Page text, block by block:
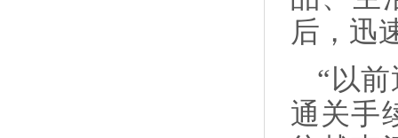
后，迅
“以
通关手